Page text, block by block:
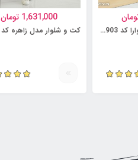
کت و شلوار مدل شیوارا کد 6230903
1,631,000 تومان